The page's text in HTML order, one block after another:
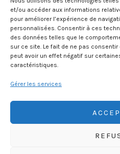
et/ou accéder aux informations
pour améliorer l’expérience de
personnalisées. Consentir à ces
des données telles que le
sur ce site. Le fait de ne pas
peut avoir un effet négatif sur
caractéristiques.
Gérer les services
Nestor Burma
1 août